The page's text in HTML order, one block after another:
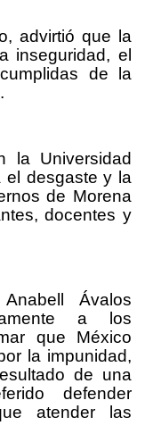
advirtió que la
inseguridad, el
de la
la Universidad
el desgaste y la
de Morena
docentes y
Ávalos
a los
que México
la impunidad,
de una
defender
atender las